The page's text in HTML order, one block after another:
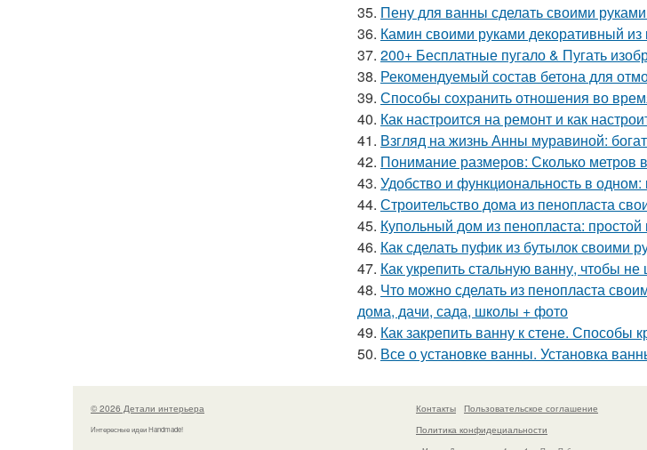
35. Пену для ванны сделать своими
36. Камин своими руками декоративный
37. 200+ Бесплатные пугало & Пугать
38. Рекомендуемый состав бетона для
39. Способы сохранить отношения во
40. Как настроится на ремонт и как
41. Взгляд на жизнь Анны муравиной:
42. Понимание размеров: Сколько метров
43. Удобство и функциональность в
44. Строительство дома из пенопласта
45. Купольный дом из пенопласта:
46. Как сделать пуфик из бутылок своими
47. Как укрепить стальную ванну, чтобы
48. Что можно сделать из пенопласта
дома, дачи, сада, школы + фото
49. Как закрепить ванну к стене. Способы
50. Все о установке ванны. Установка
© 2026 Детали интерьера
Интересные идеи Handmade!
Контакты
Пользовательское соглашение
Политика конфидециальности